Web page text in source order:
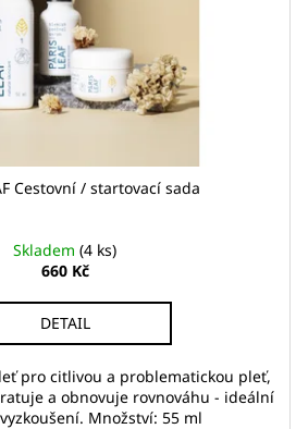
Cestovní / startovací sada
Skladem(4 ks)
660 Kč
DETAIL
pro citlivou a problematickou pleť,
a obnovuje rovnováhu - ideální
Množství: 55 ml